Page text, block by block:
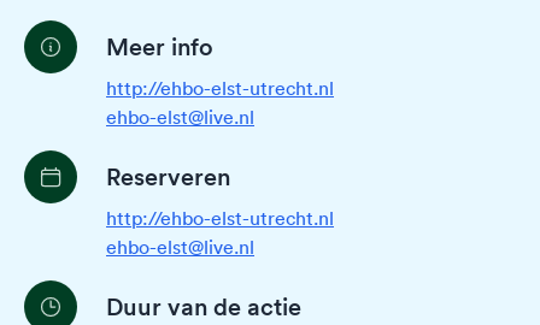
Meer info
http://ehbo-elst-utrecht.nl
ehbo-elst@live.nl
Reserveren
http://ehbo-elst-utrecht.nl
ehbo-elst@live.nl
Duur van de actie